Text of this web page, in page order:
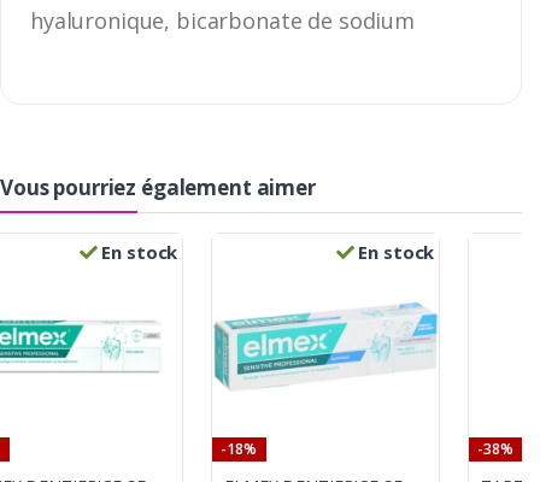
hyaluronique, bicarbonate de sodium
Vous pourriez également aimer
En stock En stock
-18% -38%